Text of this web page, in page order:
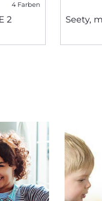
4 Farben
2 Seety,